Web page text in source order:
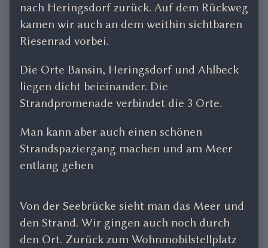
nach Heringsdorf zurück. Auf dem Rückweg
kamen wir auch an dem weithin sichtbaren
Riesenrad vorbei.
Die Orte Bansin, Heringsdorf und Ahlbeck
liegen dicht beieinander. Die
Strandpromenade verbindet die 3 Orte.
Man kann aber auch einen schönen
Strandspaziergang machen und am Meer
entlang gehen
Von der Seebrücke sieht man das Meer und
den Strand. Wir gingen auch noch durch
den Ort. Zurück zum Wohnmobilstellplatz